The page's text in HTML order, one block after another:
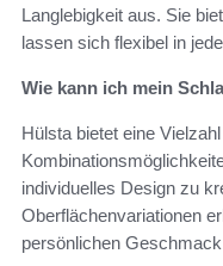
Langlebigkeit aus. Sie
lassen sich flexibel in
Wie kann ich mein
Hülsta bietet eine
individuelles Design zu
Oberflächenvariationen
persönlichen